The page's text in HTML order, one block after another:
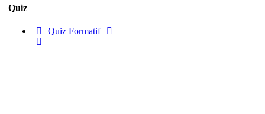
Quiz
Quiz Formatif